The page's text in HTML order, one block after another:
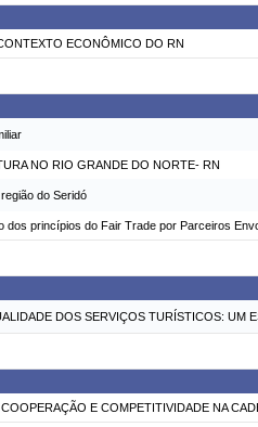
ECONÔMICO DO RN
NO RIO GRANDE DO NORTE- RN
do Seridó
dos princípios do Fair Trade por Parceiros
DOS SERVIÇOS TURÍSTICOS: UM
E COMPETITIVIDADE NA